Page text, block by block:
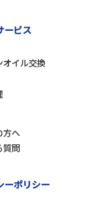
ービス
オイル交換
方へ
質問
ーポリシー